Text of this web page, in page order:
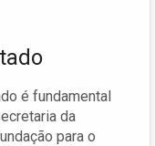
é fundamental
da
para o